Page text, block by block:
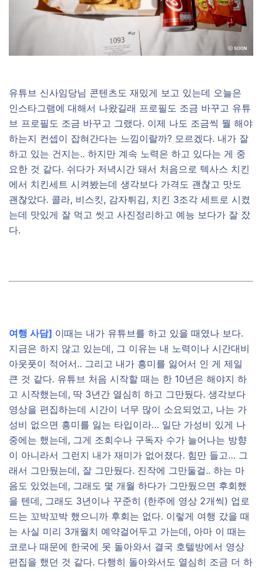
유튜브 신사임당님 콘텐츠도 재밌게 보고 있는데 오늘은
인스타그램에 대해서 나왔길래 프로필도 조금 바꾸고 유튜
브 프로필도 조금 바꾸고 그랬다. 이제 나도 조금씩 뭘 해야
하는지 컨셉이 잡혀간다는 느낌이랄까? 모르겠다. 내가 잘
하고 있는 건지는.. 하지만 계속 노력은 하고 있다는 게 중
요한 것 같다. 쉬다가 저녁시간 돼서 처음으로 텍사스 치킨
에서 치킨세트 시켜봤는데 생각보다 가격도 괜찮고 맛도
괜찮았다. 콜라, 비스킷, 감자튀김, 치킨 3조각 세트로 시켰
는데 맛있게 잘 먹고 씻고 사진정리하고 예능 보다가 잘 잤
다.
여행 사담] 이때는 내가 유튜브를 하고 있을 때였나 보다.
지금은 하지 않고 있는데, 그 이유는 내 노력이나 시간대비
아웃풋이 적어서.. 그리고 내가 흥미를 잃어서 인 게 제일
큰 것 같다. 유튜브 처음 시작할 때는 한 10년은 해야지 하
고 시작했는데, 딱 3년간 열심히 하고 그만뒀다. 생각보다
영상을 편집하는데 시간이 너무 많이 소요되었고, 나는 가
성비 없으면 흥미를 잃는 타입이라… 일단 가성비 있게 나
중에는 했는데, 그게 조회수나 구독자 수가 늘어나는 방향
이 아니라서 그런지 내가 재미가 없어졌다. 힘만 들고… 그
래서 그만뒀는데, 잘 그만뒀다. 진작에 그만둘걸.. 하는 마
음도 있었는데, 그래도 몇 개월 하다가 그만뒀으면 후회했
을 텐데, 그래도 3년이나 꾸준히 (한주에 영상 2개씩) 업로
드는 꼬박꼬박 했으니까 후회는 없다. 이렇게 여행 갔을 때
는 사실 미리 3개월치 예약걸어두고 가는데, 아마 이 때는
코로나 때문에 한국에 못 돌아와서 결국 호텔방에서 영상
편집을 했던 것 같다. 다행히 돌아와서도 열심히 조금 더 하